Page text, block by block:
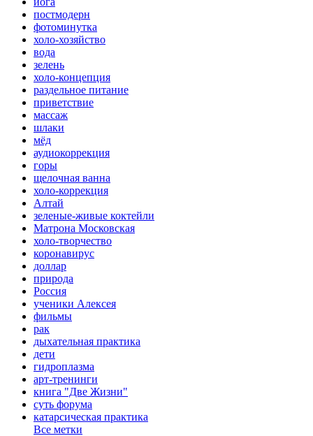
постмодерн
фотоминутка
холо-хозяйство
вода
зелень
холо-концепция
раздельное питание
приветствие
массаж
шлаки
мёд
аудиокоррекция
горы
щелочная ванна
холо-коррекция
Алтай
зеленые-живые коктейли
Матрона Московская
холо-творчество
коронавирус
доллар
природа
Россия
ученики Алексея
фильмы
рак
дыхательная практика
дети
гидроплазма
арт-тренинги
книга "Две Жизни"
суть форума
катарсическая практика
Все метки